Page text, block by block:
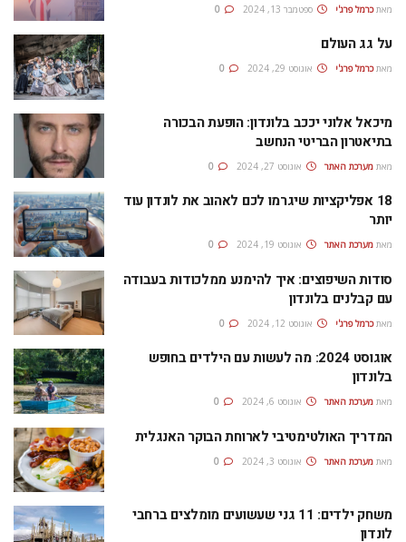
מאת כרמל פרג'י ספטמבר 13, 2024
על גג העולם
מאת כרמל פרג'י אוגוסט 29, 2024
מיכאל אלוני יככב בלונדון: הופעת הבכורה
בתיאטרון הבריטי הנחשב
מאת מערכת האתר אוגוסט 27, 2024
18 אפליקציות שיגרמו לכם לאהוב את לונדון עוד
יותר
מאת מערכת האתר אוגוסט 19, 2024
סודות השיפוצים: איך להימנע ממלכודות בעבודה
עם קבלנים בלונדון
מאת כרמל פרג'י אוגוסט 12, 2024
אוגוסט 2024: מה לעשות עם הילדים בחופש
בלונדון
מאת מערכת האתר אוגוסט 6, 2024
המדריך האולטימטיבי לארוחת הבוקר האנגלית
מאת מערכת האתר אוגוסט 3, 2024
משחק ילדים: 11 גני שעשועים מומלצים ברחבי
לונדון